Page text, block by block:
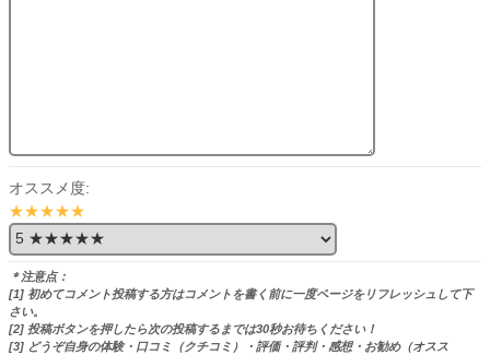
オススメ度:
★★★★★
＊注意点：
[1] 初めてコメント投稿する方はコメントを書く前に一度ページをリフレッシュして下
さい。
[2] 投稿ボタンを押したら次の投稿するまでは30秒お待ちください！
[3] どうぞ自身の体験・口コミ（クチコミ）・評価・評判・感想・お勧め（オスス